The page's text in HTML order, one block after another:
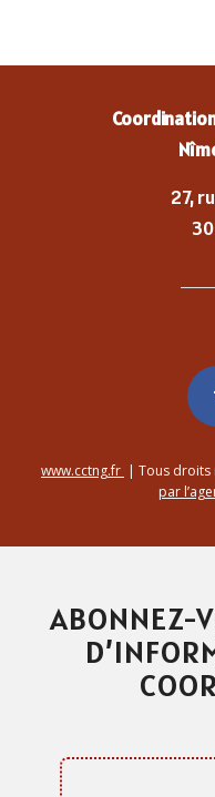
27,
www.cctng.fr | Tous droits
par
ABONNEZ-